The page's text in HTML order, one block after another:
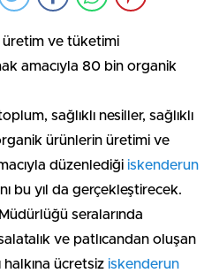
üretim ve tüketimi
amacıyla 80 bin organik
sağlıklı nesiller, sağlıklı
ürünlerin üretimi ve
düzenlediği iskenderun
bu yıl da gerçekleştirecek.
seralarında
ve patlıcandan oluşan
ücretsiz iskenderun